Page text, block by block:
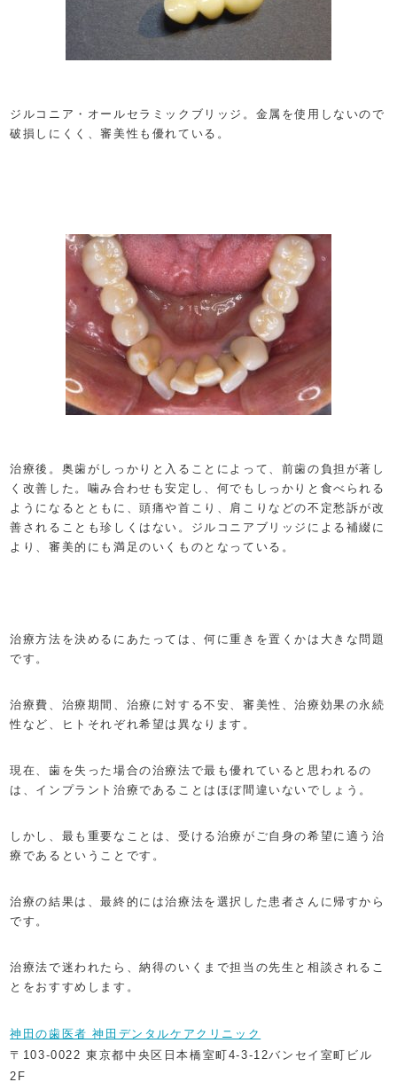
ジルコニア・オールセラミックブリッジ。金属を使用しないので
破損しにくく、審美性も優れている。
治療後。奥歯がしっかりと入ることによって、前歯の負担が著し
く改善した。噛み合わせも安定し、何でもしっかりと食べられる
ようになるとともに、頭痛や首こり、肩こりなどの不定愁訴が改
善されることも珍しくはない。ジルコニアブリッジによる補綴に
より、審美的にも満足のいくものとなっている。
治療方法を決めるにあたっては、何に重きを置くかは大きな問題
です。
治療費、治療期間、治療に対する不安、審美性、治療効果の永続
性など、ヒトそれぞれ希望は異なります。
現在、歯を失った場合の治療法で最も優れていると思われるの
は、インプラント治療であることはほぼ間違いないでしょう。
しかし、最も重要なことは、受ける治療がご自身の希望に適う治
療であるということです。
治療の結果は、最終的には治療法を選択した患者さんに帰すから
です。
治療法で迷われたら、納得のいくまで担当の先生と相談されるこ
とをおすすめします。
神田の歯医者 神田デンタルケアクリニック
〒103-0022 東京都中央区日本橋室町4-3-12バンセイ室町ビル
2F